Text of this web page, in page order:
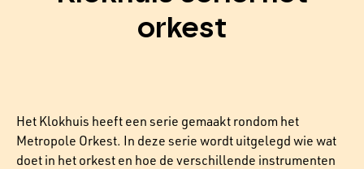
orkest
Het Klokhuis heeft een serie gemaakt rondom het
Metropole Orkest. In deze serie wordt uitgelegd wie wat
doet in het orkest en hoe de verschillende instrumenten